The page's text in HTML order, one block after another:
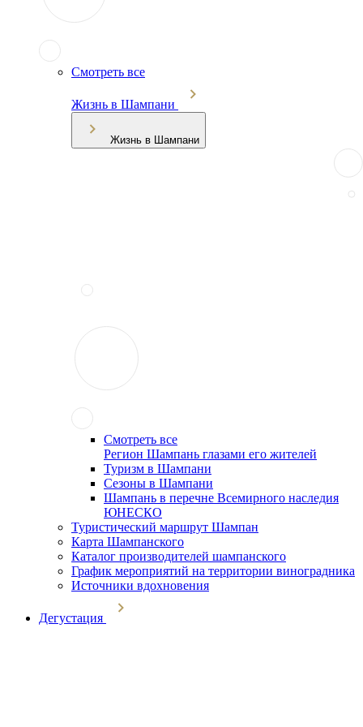
Смотреть все
Жизнь в Шампани
Жизнь в Шампани
Смотреть все
Регион Шампань глазами его жителей
Туризм в Шампани
Сезоны в Шампани
Шампань в перечне Всемирного наследия
ЮНЕСКО
Туристический маршрут Шампан
Карта Шампанского
Каталог производителей шампанского
График мероприятий на территории виноградника
Источники вдохновения
Дегустация